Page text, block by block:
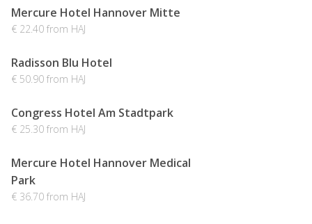
Mercure Hotel Hannover Mitte
€ 22.40 from HAJ
Radisson Blu Hotel
€ 50.90 from HAJ
Congress Hotel Am Stadtpark
€ 25.30 from HAJ
Mercure Hotel Hannover Medical
Park
€ 36.70 from HAJ